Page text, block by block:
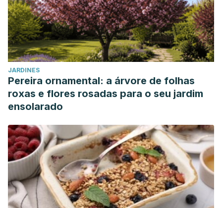
JARDINES
Pereira ornamental: a árvore de folhas
roxas e flores rosadas para o seu jardim
ensolarado